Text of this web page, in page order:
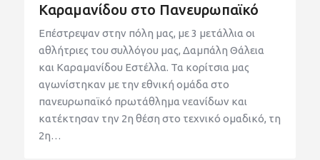
Καραμανίδου στο Πανευρωπαϊκό
Επέστρεψαν στην πόλη μας, με 3 μετάλλια οι
αθλήτριες του συλλόγου μας, Δαμπάλη Θάλεια
και Καραμανίδου Εστέλλα. Τα κορίτσια μας
αγωνίστηκαν με την εθνική ομάδα στο
πανευρωπαϊκό πρωτάθλημα νεανίδων και
κατέκτησαν την 2η θέση στο τεχνικό ομαδικό, τη
2η…